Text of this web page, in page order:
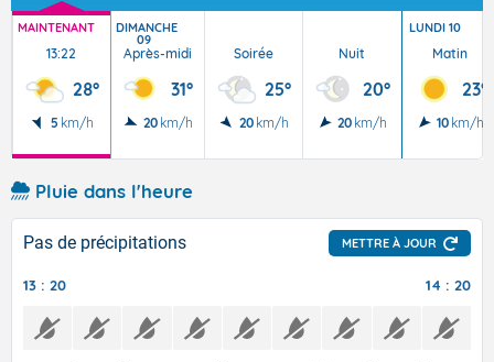
MAINTENANT
13:22
28°
5 km/h
DIMANCHE
09
Après-midi
31°
20 km/h
Soirée
25°
20 km/h
Nuit
20°
20 km/h
LUNDI 10
Matin
23°
10 km/h
Pluie dans l'heure
Pas de précipitations METTRE À JOUR
13 : 20 14 : 20